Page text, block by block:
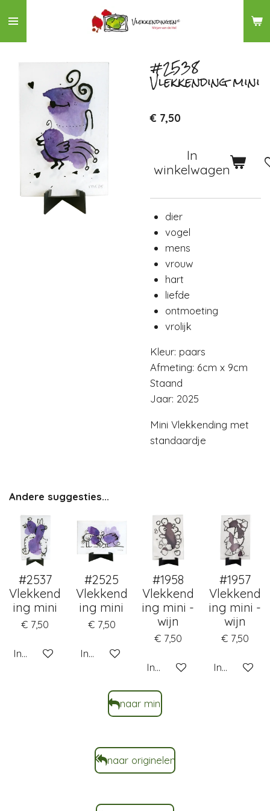
direct
naar
hoofdinhoud
#2538
Vlekkending mini
€ 7,50
In
winkelwagen
dier
vogel
mens
vrouw
hart
liefde
ontmoeting
vrolijk
Kleur: paars
Afmeting: 6cm x 9cm
Staand
Jaar: 2025
Mini Vlekkending met
standaardje
Andere suggesties...
#2537
Vlekkend
ing mini
€ 7,50
In winkelwagen
#2525
Vlekkend
ing mini
€ 7,50
In winkelwagen
#1958
Vlekkend
ing mini -
wijn
€ 7,50
In winkelwagen
#1957
Vlekkend
ing mini -
wijn
€ 7,50
In
naar mini
naar originelen